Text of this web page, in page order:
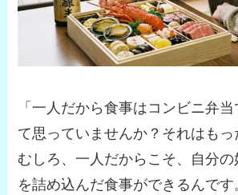
「一人だから食事はコンビニ弁
て思っていませんか？それはもっ
むしろ、一人だからこそ、自分
を詰め込んだ食事ができるんです